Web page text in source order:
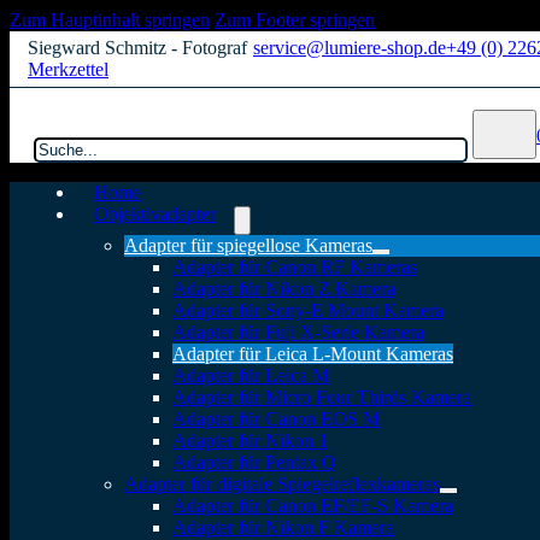
Zum Hauptinhalt springen Zum Footer springen
Siegward Schmitz - Fotograf service@lumiere-shop.de+49 (0)
Merkzettel
Home
Objektivadapter
Adapter für spiegellose Kameras
Adapter für Canon RF Kameras
Adapter für Nikon Z Kamera
Adapter für Sony-E Mount Kamera
Adapter für Fuji X-Serie Kamera
Adapter für Leica L-Mount Kameras
Adapter für Leica M
Adapter für Micro Four Thirds Kamera
Adapter für Canon EOS M
Adapter für Nikon 1
Adapter für Pentax Q
Adapter für digitale Spiegelreflexkameras
Adapter für Canon EF/EF-S Kamera
Adapter für Nikon F Kamera